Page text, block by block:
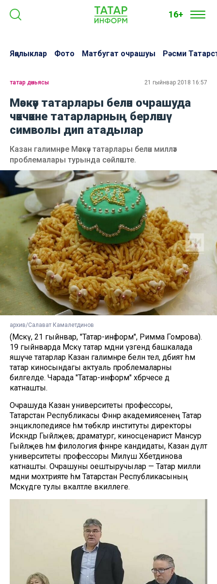
16+
Яңалыклар Фото Матбугат очрашуы Рәсми
татар дөньясы 21 гыйнвар 2018 16:57
Мәскәү татарлары белән очрашуда
чәкчәкне татарларның берләшү
символы дип атадылар
Казан галимнәре Мәскәү татарлары белән милләт
проблемалары турында сөйләште.
архив/Салават Камалетдинов
(Мәскәү, 21 гыйнвар, "Татар-информ", Римма Гомәрова).
19 гыйнварда Мәскәү татар мәдәни үзәгендә башкалада
яшәүче татарлар Казан галимнәре белән тел, әдәбият һәм
татар киносындагы актуаль проблемаларны
билгеләде. Чарада "Татар-информ" хәбәрчесе дә
катнашты.
Очрашуда Казан университеты профессоры,
Татарстан Республикасы Фәннәр академиясенең Татар
энциклопедиясе һәм төбәкләр институты директоры
Искәндәр Гыйләҗев; драматург, киносценарист Мансур
Гыйләҗев һәм филология фәннәре кандидаты, Казан дәүләт
университеты профессоры Миләүшә Хәбетдинова
катнашты. Очрашуны оештыручылар — Татар милли
мәдәни мохтәрияте һәм Татарстан Республикасының
Мәскәүдәге тулы вәкаләтле вәкиллеге.